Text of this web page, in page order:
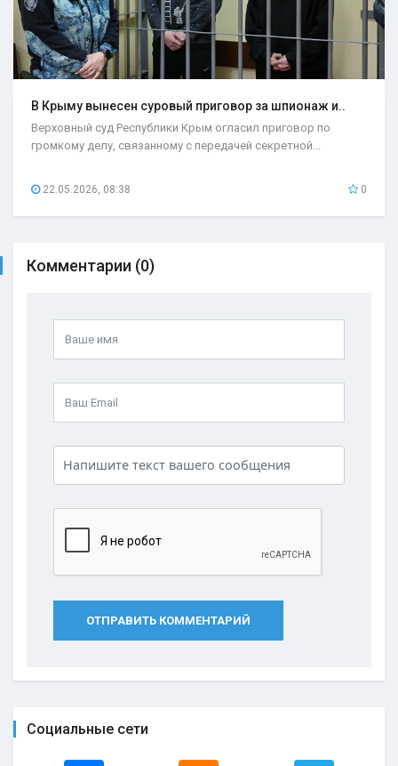
В Крыму вынесен суровый приговор за шпионаж и..
Верховный суд Республики Крым огласил приговор по
громкому делу, связанному с передачей секретной...
22.05.2026, 08:38 0
Комментарии (0)
ОТПРАВИТЬ КОММЕНТАРИЙ
Социальные сети